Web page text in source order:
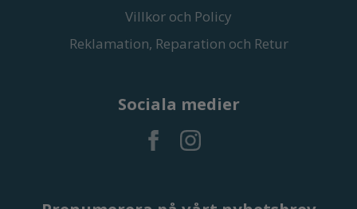
Villkor och Policy
Reklamation, Reparation och Retur
Sociala medier